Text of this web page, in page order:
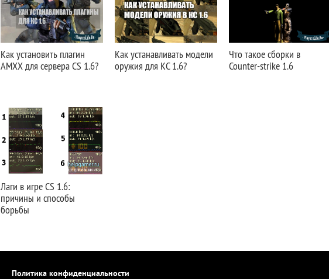
Как установить плагин
AMXX для сервера CS 1.6?
Как устанавливать модели
оружия для КС 1.6?
Что такое сборки в
Counter-strike 1.6
Лаги в игре CS 1.6:
причины и способы
борьбы
Политика конфиденциальности